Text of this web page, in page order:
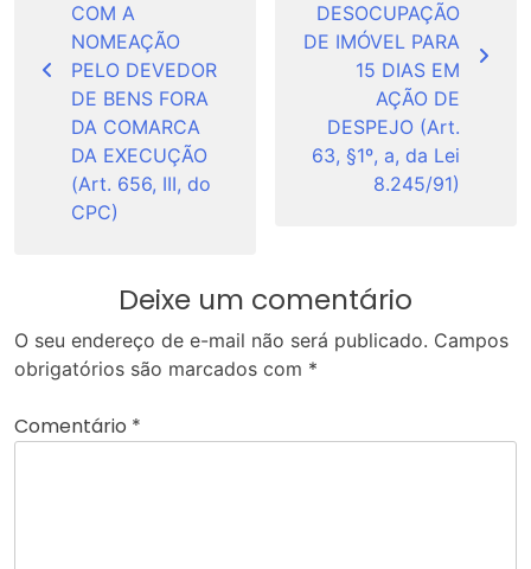
COM A
NOMEAÇÃO
PELO DEVEDOR
DE BENS FORA
DA COMARCA
DA EXECUÇÃO
(Art. 656, III, do
CPC)
DESOCUPAÇÃO
DE IMÓVEL PARA
15 DIAS EM
AÇÃO DE
DESPEJO (Art.
63, §1º, a, da Lei
8.245/91)
Deixe um comentário
O seu endereço de e-mail não será publicado. Campos
obrigatórios são marcados com *
Comentário *